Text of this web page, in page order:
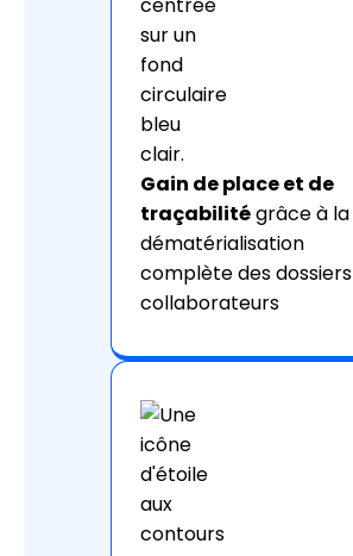
Gain de place et de
traçabilitégrâce à la
dématérialisation
complète des dossiers
collaborateurs